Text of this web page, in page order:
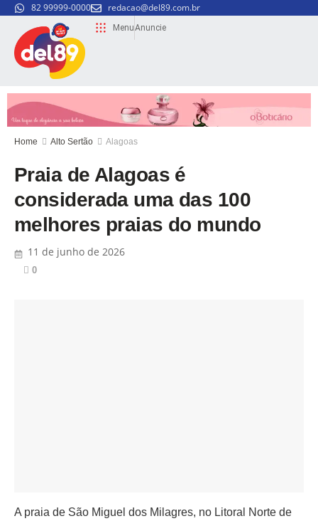
82 99999-0000 redacao@del89.com.br
MenuAnuncie
Home Alto Sertão Alagoas
Praia de Alagoas é
considerada uma das 100
melhores praias do mundo
11 de junho de 2026
0
A praia de São Miguel dos Milagres, no Litoral Norte de